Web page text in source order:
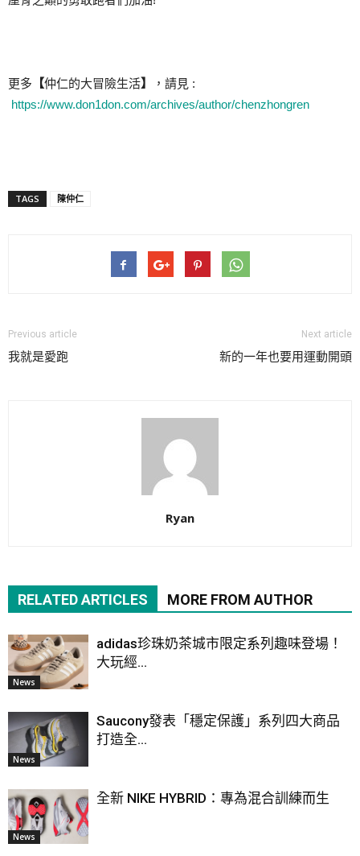
更多 【仲仁的大冒險生活】
，請見 :
https://www.don1don.com/archives/author/chenzhongren
TAGS 陳仲仁
Previous article
我就是愛跑
Next article
新的一年也要用運動開頭
Ryan
RELATED ARTICLES MORE FROM AUTHOR
News
adidas珍珠奶茶城市限定系列趣味登場！
大玩經...
News
Saucony發表「穩定保護」系列四大商品
打造全...
News
全新 NIKE HYBRID：專為混合訓練而生